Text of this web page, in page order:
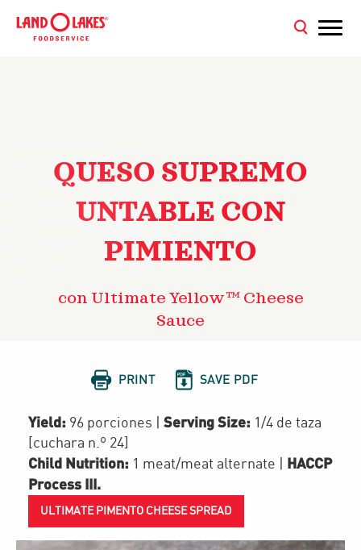
QUESO SUPREMO
UNTABLE CON
PIMIENTO
con Ultimate Yellow™ Cheese
Sauce
 PRINT  SAVE PDF
Yield: 96 porciones Serving Size: 1/4 de taza
[cuchara n.º 24]
Child Nutrition: 1 meat/meat alternate
HACCP
Process III.
ULTIMATE PIMENTO CHEESE SPREAD